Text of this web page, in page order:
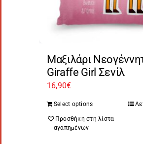
Μαξιλάρι
Giraffe Girl Σενίλ
16,90€
Select options
Προσθήκη στη λίστα
αγαπημένων